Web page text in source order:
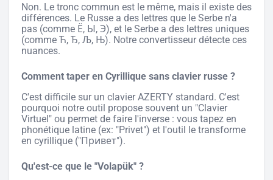
Non. Le tronc commun est le même, mais il existe des
différences. Le Russe a des lettres que le Serbe n'a
pas (comme Ё, Ы, Э), et le Serbe a des lettres uniques
(comme Ћ, Ђ, Љ, Њ). Notre convertisseur détecte ces
nuances.
Comment taper en Cyrillique sans clavier russe ?
C'est difficile sur un clavier AZERTY standard. C'est
pourquoi notre outil propose souvent un "Clavier
Virtuel" ou permet de faire l'inverse : vous tapez en
phonétique latine (ex: "Privet") et l'outil le transforme
en cyrillique ("Привет").
Qu'est-ce que le "Volapük" ?